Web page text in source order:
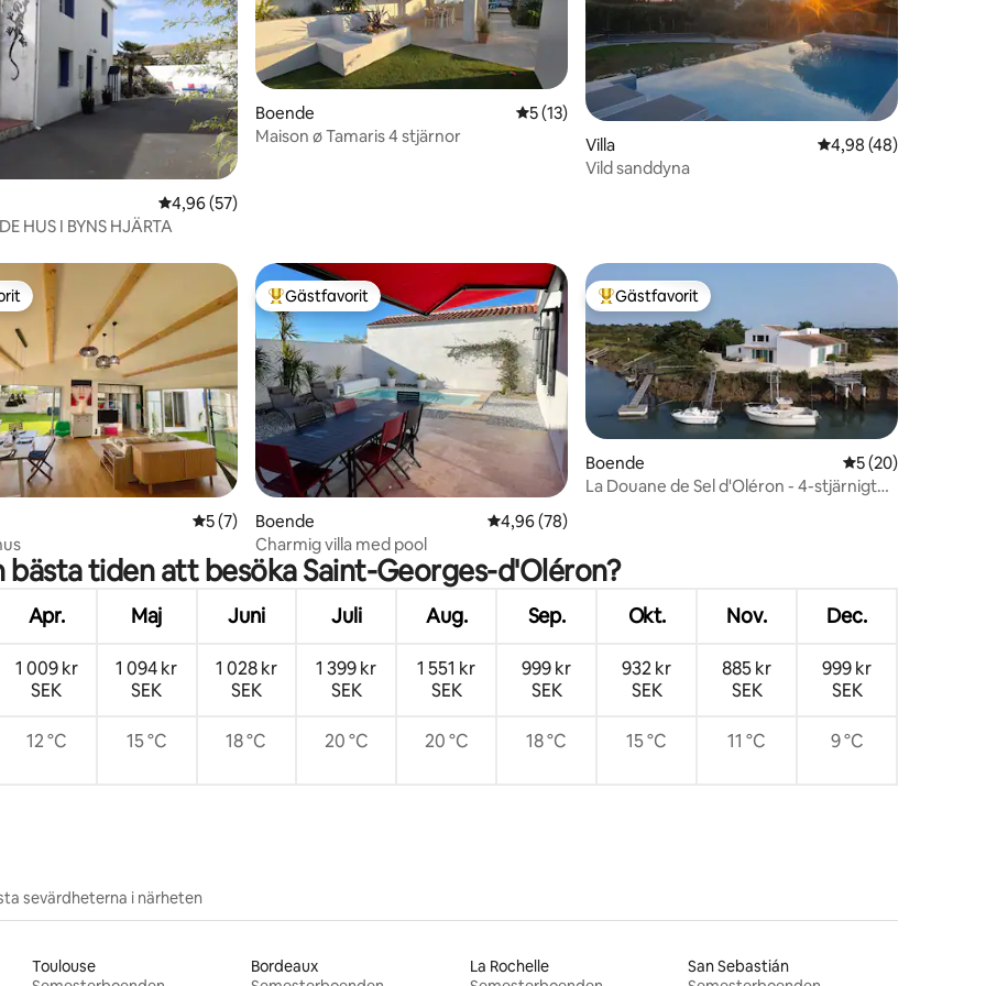
betyg, 5 omdömen
4,96 av 5 i genomsnittligt betyg, 57 omdömen
4,96 (57)
HUS I BYNS HJÄRTA
Boende 5 av 5 i genomsnittligt betyg, 13 omdömen
5 (13)
Maison ø Tamaris 4 stjärnor
Villa 4,98 av 5 i
4,98 (48)
Vild sanddyna
betyg, 49 omdömen 5 av 5 i genomsnittligt betyg, 7 omdömen
5 (7)
Populär gästfavorit
Gästfavorit
Boende 4,96 av 5 i genomsnittligt betyg, 78 omdömen
4,96 (78)
Charmig villa med pool
Populär gästfavorit
Gästfavorit
Boende 5 av 5 i
5 (20)
La Douane de Sel d'Oléron - 4-stjärnigt
bästa tiden att besöka Saint-Georges-d'Oléron?
Apr. Maj Juni Juli Aug. Sep. Okt. Nov. Dec.
1 009 kr
SEK
1 094 kr
SEK
1 028 kr
SEK
1 399 kr
SEK
1 551 kr
SEK
999 kr
SEK
932 kr
SEK
885 kr
SEK
999 kr
SEK
12 °C 15 °C 18 °C 20 °C 20 °C 18 °C 15 °C 11 °C 9 °C
sevärdheterna i närheten
Toulouse
Bordeaux
La Rochelle
San Sebastián